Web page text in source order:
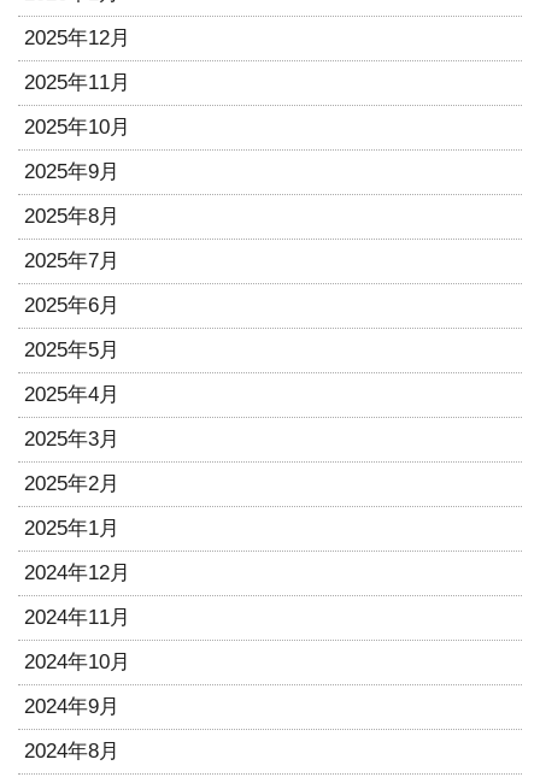
2025年12月
2025年11月
2025年10月
2025年9月
2025年8月
2025年7月
2025年6月
2025年5月
2025年4月
2025年3月
2025年2月
2025年1月
2024年12月
2024年11月
2024年10月
2024年9月
2024年8月